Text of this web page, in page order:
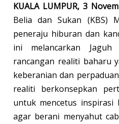
KUALA LUMPUR, 3
Belia dan Sukan (KBS)
peneraju hiburan dan
ini melancarkan Jaguh
rancangan realiti baharu
keberanian dan
realiti berkonsepkan
untuk mencetus inspirasi
agar berani menyahut